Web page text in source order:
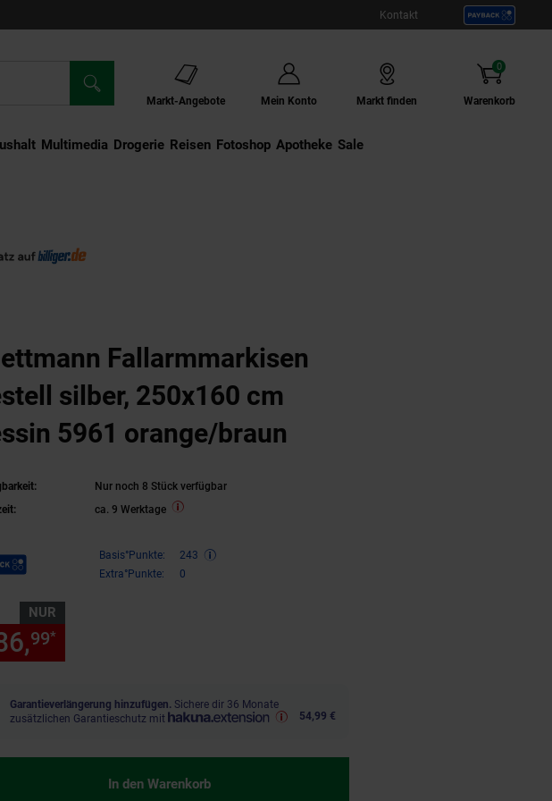
Kontakt
Markt-Angebote Mein Konto Markt finden Warenkorb
0
Artikel
Multimedia Drogerie Externer Link:
Reisen Externer Link:
Fotoshop Externer Link:
Apotheke Sale
Fallarmmarkisen
silber, 250x160 cm
5961 orange/braun
Nur noch 8 Stück verfügbar
ca. 9 Werktage
Punkte Basis°Punkte:
243
Extra°Punkte:
0
NUR
99*
Garantieverlängerung hinzufügen. Sichere dir 36 Monate
zusätzlichen Garantieschutz mit
54,99 €
In den Warenkorb